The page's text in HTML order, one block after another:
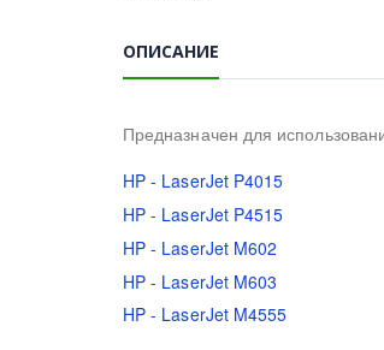
ОПИСАНИЕ
Предназначен для
HP - LaserJet P4015
HP - LaserJet P4515
HP - LaserJet M602
HP - LaserJet M603
HP - LaserJet M4555